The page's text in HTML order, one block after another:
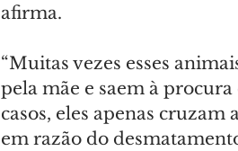
afirma.
“Muitas vezes esses
pela mãe e saem à
casos, eles apenas cruzam
em razão do